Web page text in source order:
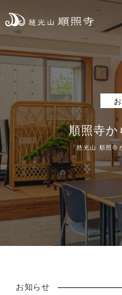
順照寺か
「慈光山 順照寺
お知らせ